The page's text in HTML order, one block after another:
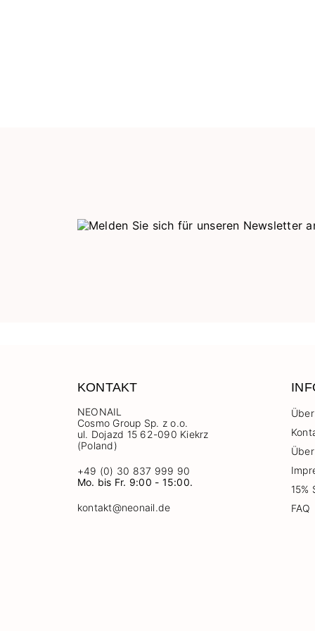
KONTAKT
NEONAIL
Cosmo Group Sp. z o.o.
ul. Dojazd 15 62-090 Kiekrz
(Poland)
+49 (0) 30 837 999 90
Mo. bis Fr. 9:00 - 15:00.
kontakt@neonail.de
FAQ